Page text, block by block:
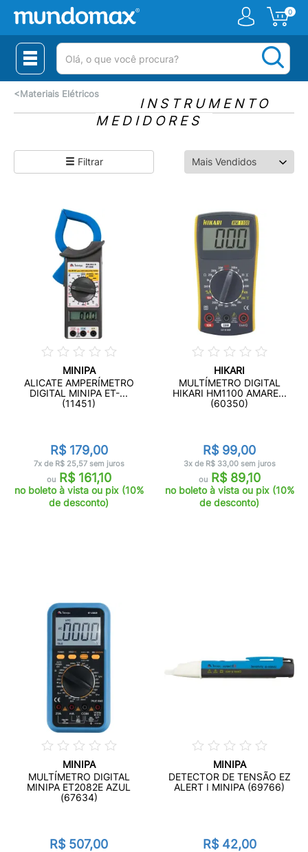
0
(pesquisar)
<Materiais Elétricos
INSTRUMENTO
MEDIDORES
Filtrar
MINIPA
ALICATE AMPERÍMETRO
DIGITAL MINIPA ET-...
(11451)
R$ 179,00
7x de R$ 25,57 sem juros
ouR$ 161,10
no boleto à vista ou pix (10%
de desconto)
HIKARI
MULTÍMETRO DIGITAL
HIKARI HM1100 AMARE...
(60350)
R$ 99,00
3x de R$ 33,00 sem juros
ouR$ 89,10
no boleto à vista ou pix (10%
de desconto)
MINIPA
MULTÍMETRO DIGITAL
MINIPA ET2082E AZUL
(67634)
R$ 507,00
MINIPA
DETECTOR DE TENSÃO EZ
ALERT I MINIPA (69766)
R$ 42,00